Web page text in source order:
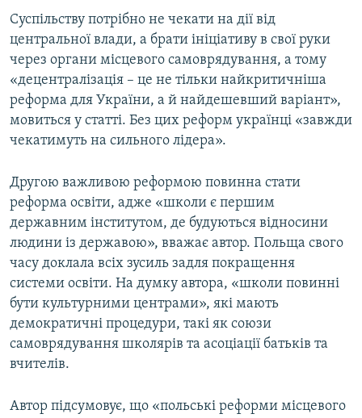
Суспільству потрібно не чекати на дії від
центральної влади, а брати ініціативу в свої руки
через органи місцевого самоврядування, а тому
«децентралізація – це не тільки найкритичніша
реформа для України, а й найдешевший варіант»,
мовиться у статті. Без цих реформ українці «завжди
чекатимуть на сильного лідера».
Другою важливою реформою повинна стати
реформа освіти, адже «школи є першим
державним інститутом, де будуються відносини
людини із державою», вважає автор. Польща свого
часу доклала всіх зусиль задля покращення
системи освіти. На думку автора, «школи повинні
бути культурними центрами», які мають
демократичні процедури, такі як союзи
самоврядування школярів та асоціації батьків та
вчителів.
Автор підсумовує, що «польські реформи місцевого